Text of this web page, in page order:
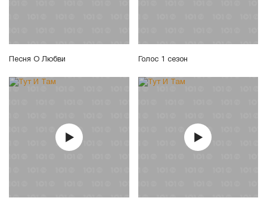
Песня О Любви Голос 1 сезон